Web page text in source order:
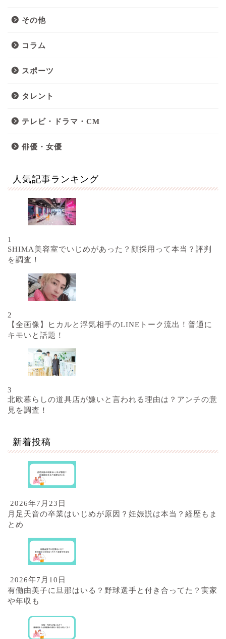
その他
コラム
スポーツ
タレント
テレビ・ドラマ・CM
俳優・女優
人気記事ランキング
1
SHIMA美容室でいじめがあった？顔採用って本当？評判
を調査！
2
【全画像】ヒカルと浮気相手のLINEトーク流出！普通に
キモいと話題！
3
北欧暮らしの道具店が嫌いと言われる理由は？アンチの意
見を調査！
新着投稿
2026年7月23日
月足天音の卒業はいじめが原因？妊娠説は本当？経歴もま
とめ
2026年7月10日
有働由美子に旦那はいる？野球選手と付き合ってた？実家
や年収も